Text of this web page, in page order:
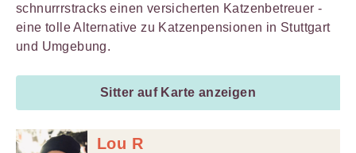
schnurrrstracks einen versicherten Katzenbetreuer -
eine tolle Alternative zu Katzenpensionen in Stuttgart
und Umgebung.
Sitter auf Karte anzeigen
Lou R